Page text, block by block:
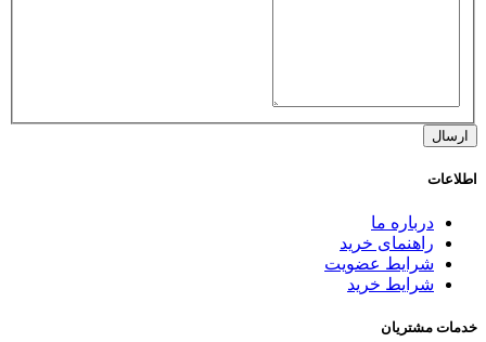
اطلاعات
درباره ما
راهنمای خرید
شرایط عضویت
شرایط خرید
خدمات مشتریان